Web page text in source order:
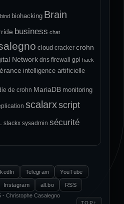
bind biohacking Brain
business chat
cloud cracker crohn
Network dns firewall gpl hack
intelligence artificielle
de crohn MariaDB monitoring
scalarxscript
stackx sysadmin sécurité
Telegram YouTube
Instagram all.bo
RSS
- Christophe Casalegno
↑